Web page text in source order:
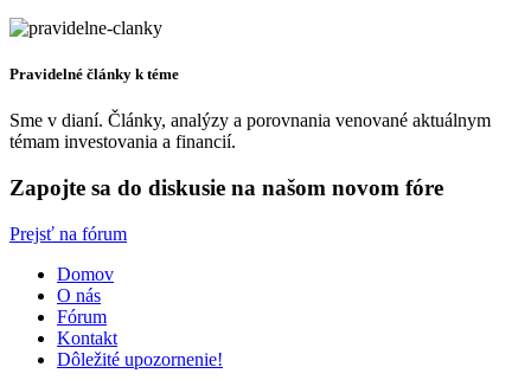
Pravidelné články k téme
Sme v dianí. Články, analýzy a porovnania venované aktuálnym
témam investovania a financií.
Zapojte sa do diskusie na našom novom fóre
Prejsť na fórum
Domov
O nás
Fórum
Kontakt
Dôležité upozornenie!